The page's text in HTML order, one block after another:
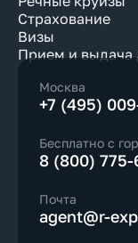
Страхование
Визы
Прием и выдача
Москва
+7 (495)
Бесплатно с
8 (800)
Почта
agent@r-